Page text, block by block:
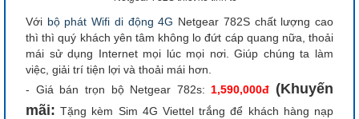
Với bộ phát Wifi di động 4G Netgear 782S chất lượng cao
thì thì quý khách yên tâm không lo đứt cáp quang nữa, thoải
mái sử dụng Internet mọi lúc mọi nơi. Giúp chúng ta làm
việc, giải trí tiện lợi và thoải mái hơn.
- Giá bán trọn bộ Netgear 782s: 1,590,000đ (Khuyến
mãi: Tặng kèm Sim 4G Viettel trắng để khách hàng nạp